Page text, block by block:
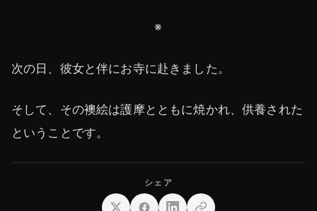
※
次の日、彼女と伴にお寺に赴きました。
そして、その襖絵は護摩とともに焼かれ、供養された
ということです。